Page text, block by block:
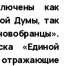
как
Думы, так
«Единой